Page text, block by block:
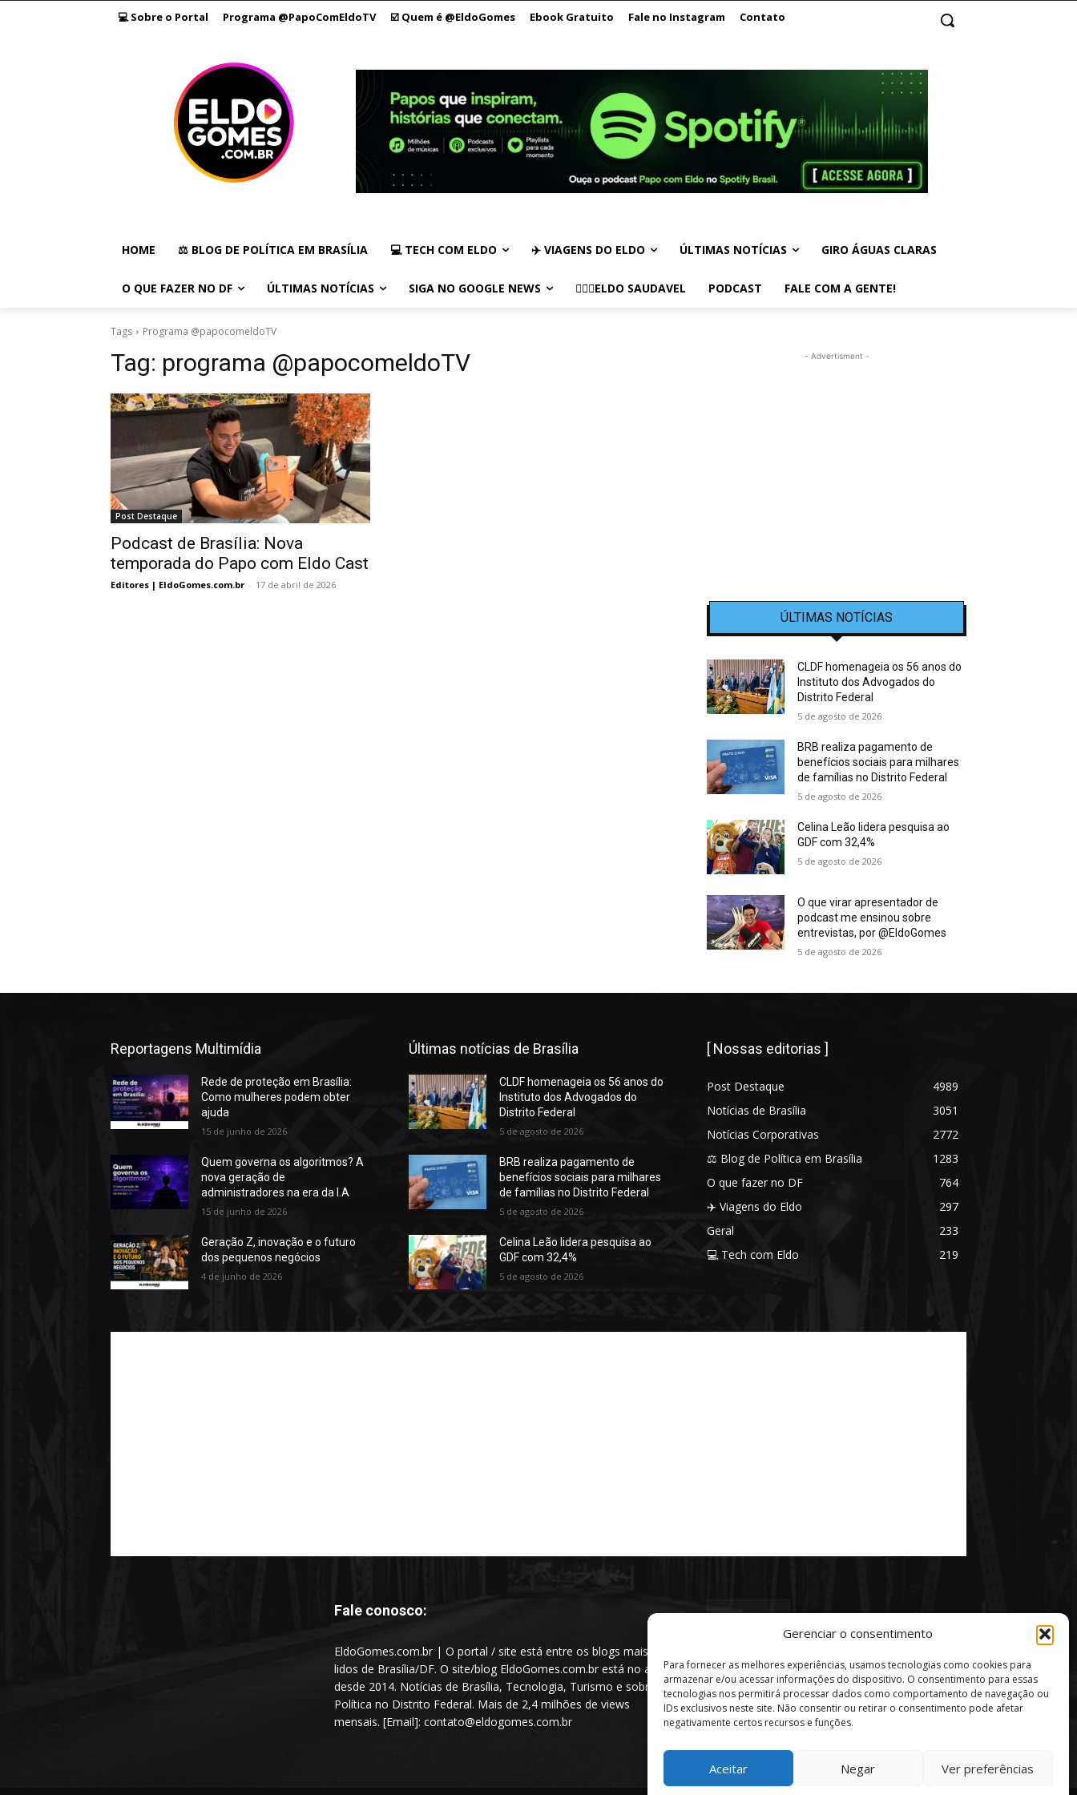
Gerenciar o consentimento
Para fornecer as melhores experiências, usamos tecnologias como cookies para
armazenar e/ou acessar informações do dispositivo. O consentimento para essas
tecnologias nos permitirá processar dados como comportamento de navegação ou
IDs exclusivos neste site. Não consentir ou retirar o consentimento pode afetar
negativamente certos recursos e funções.
Aceitar Negar Ver preferências
💻 Sobre o Portal Programa @PapoComEldoTV ☑️ Quem é @EldoGomes Ebook Gratuito Fale no Instagram Contato
HOME ⚖️ BLOG DE POLÍTICA EM BRASÍLIA 💻 TECH COM ELDO ✈️ VIAGENS DO ELDO ÚLTIMAS NOTÍCIAS GIRO ÁGUAS CLARAS
O QUE FAZER NO DF ÚLTIMAS NOTÍCIAS SIGA NO GOOGLE NEWS 🏃🏻‍♂️ELDO SAUDAVEL PODCAST FALE COM A GENTE!
Tags Programa @papocomeldoTV
Tag: programa @papocomeldoTV
Post Destaque
Podcast de Brasília: Nova
temporada do Papo com Eldo Cast
Editores | EldoGomes.com.br - 17 de abril de 2026
- Advertisment -
ÚLTIMAS NOTÍCIAS
CLDF homenageia os 56 anos do
Instituto dos Advogados do
Distrito Federal
5 de agosto de 2026
BRB realiza pagamento de
benefícios sociais para milhares
de famílias no Distrito Federal
5 de agosto de 2026
Celina Leão lidera pesquisa ao
GDF com 32,4%
5 de agosto de 2026
O que virar apresentador de
podcast me ensinou sobre
entrevistas, por @EldoGomes
5 de agosto de 2026
Reportagens Multimídia
Rede de proteção em Brasília:
Como mulheres podem obter
ajuda
15 de junho de 2026
Quem governa os algoritmos? A
nova geração de
administradores na era da I.A
15 de junho de 2026
Geração Z, inovação e o futuro
dos pequenos negócios
4 de junho de 2026
Últimas notícias de Brasília
CLDF homenageia os 56 anos do
Instituto dos Advogados do
Distrito Federal
5 de agosto de 2026
BRB realiza pagamento de
benefícios sociais para milhares
de famílias no Distrito Federal
5 de agosto de 2026
Celina Leão lidera pesquisa ao
GDF com 32,4%
5 de agosto de 2026
[ Nossas editorias ]
Post Destaque
4989
Notícias de Brasília
3051
Notícias Corporativas
2772
⚖️ Blog de Política em Brasília
1283
O que fazer no DF
764
✈️ Viagens do Eldo
297
Geral
233
💻 Tech com Eldo
219
Fale conosco:
EldoGomes.com.br | O portal / site está entre os blogs mais
lidos de Brasília/DF. O site/blog EldoGomes.com.br está no ar
desde 2014. Notícias de Brasília, Tecnologia, Turismo e sobre a
Política no Distrito Federal. Mais de 2,4 milhões de views
mensais. [Email]: contato@eldogomes.com.br